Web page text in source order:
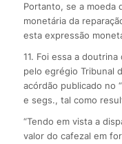
Portanto, se a moeda
monetária da
esta expressão
11. Foi essa a
pelo egrégio Tribunal
acórdão publicado no
e segs., tal como
“Tendo em vista a
valor do cafezal em